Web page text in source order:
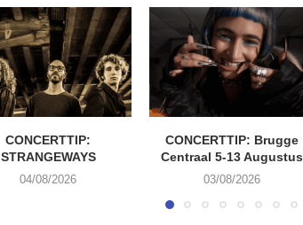
CONCERTTIP:
STRANGEWAYS
04/08/2026
CONCERTTIP: Brugge
Centraal 5-13 Augustus
03/08/2026